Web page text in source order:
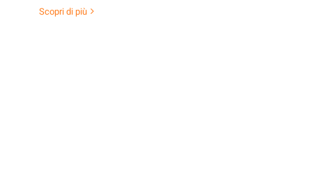
Scopri di più